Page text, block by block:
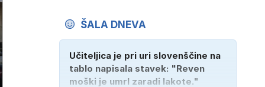
ŠALA DNEVA
Učiteljica je pri uri slovenščine na
tablo napisala stavek: "Reven
moški je umrl zaradi lakote."